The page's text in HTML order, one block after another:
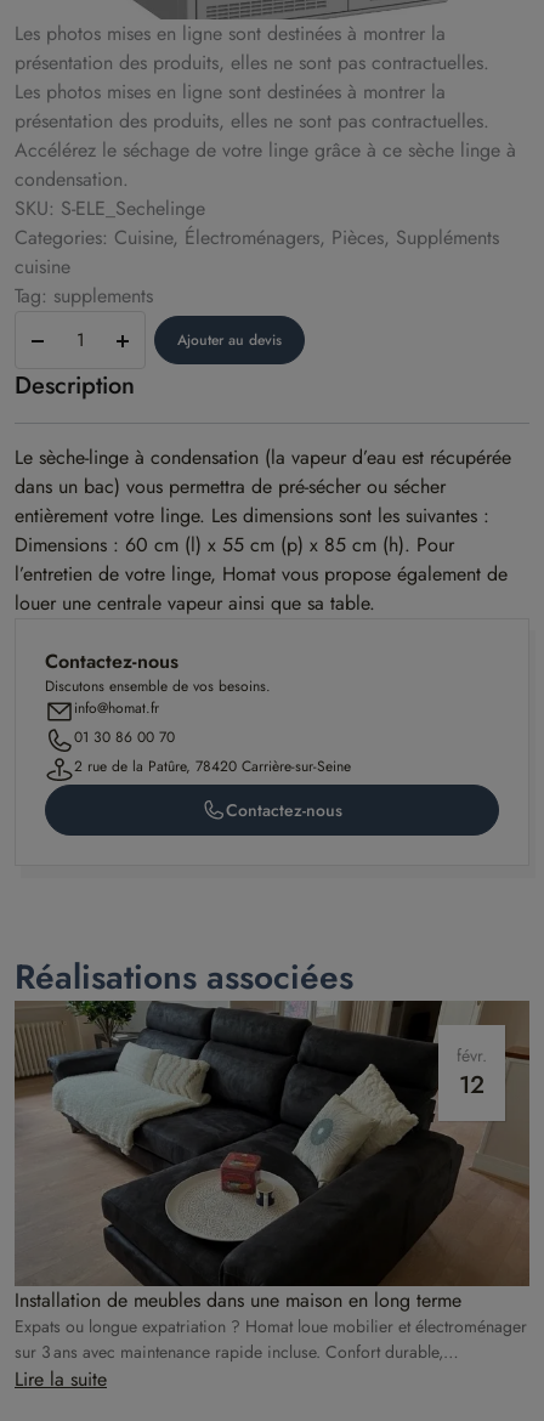
Les photos mises en ligne sont destinées à montrer la
présentation des produits, elles ne sont pas contractuelles.
Les photos mises en ligne sont destinées à montrer la
présentation des produits, elles ne sont pas contractuelles.
Accélérez le séchage de votre linge grâce à ce sèche linge à
condensation.
SKU: S-ELE_Sechelinge
Categories: Cuisine, Électroménagers, Pièces, Suppléments
cuisine
Tag: supplements
linge
à
Ajouter au devis
Description
Le sèche-linge à condensation (la vapeur d’eau est récupérée
dans un bac) vous permettra de pré-sécher ou sécher
entièrement votre linge. Les dimensions sont les suivantes :
Dimensions : 60 cm (l) x 55 cm (p) x 85 cm (h). Pour
l’entretien de votre linge, Homat vous propose également de
louer une centrale vapeur ainsi que sa table.
Contactez-nous
Discutons ensemble de vos besoins.
info@homat.fr
01 30 86 00 70
2 rue de la Patûre, 78420 Carrière-sur-Seine
Contactez-nous
Réalisations associées
févr.
12
Installation de meubles dans une maison en long terme
Expats ou longue expatriation ? Homat loue mobilier et électroménager
sur 3 ans avec maintenance rapide incluse. Confort durable,
engagement écologique.
Lire la suite